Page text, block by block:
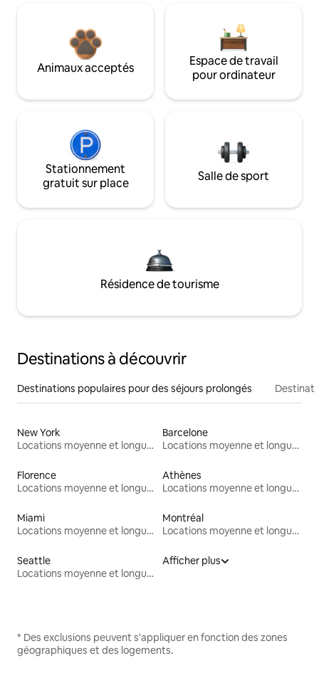
Animaux acceptés
Espace de travail
pour ordinateur
Stationnement
gratuit sur place
Salle de sport
Résidence de tourisme
Destinations à découvrir
Destinations populaires pour des séjours prolongés
New York
Locations moyenne et longue durée
Barcelone
Locations moyenne et longue durée
Florence
Locations moyenne et longue durée
Athènes
Locations moyenne et longue durée
Miami
Locations moyenne et longue durée
Montréal
Locations moyenne et longue durée
Seattle
Locations moyenne et longue durée
Afficher plus
* Des exclusions peuvent s'appliquer en fonction des zones
géographiques et des logements.